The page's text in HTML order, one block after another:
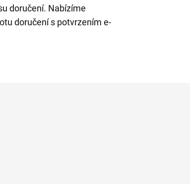
doručení. Nabízíme
doručení s potvrzením e-